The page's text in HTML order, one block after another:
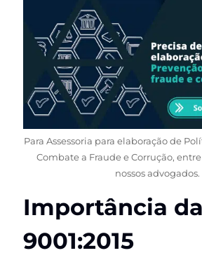
Para Assessoria para elaboração de
Combate a Fraude e Corrução,
nossos advogados.
Importância
9001:2015